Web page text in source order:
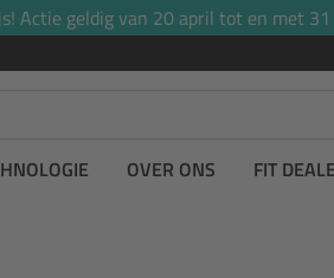
Actie geldig van 20 april tot en met
OVER ONS FIT